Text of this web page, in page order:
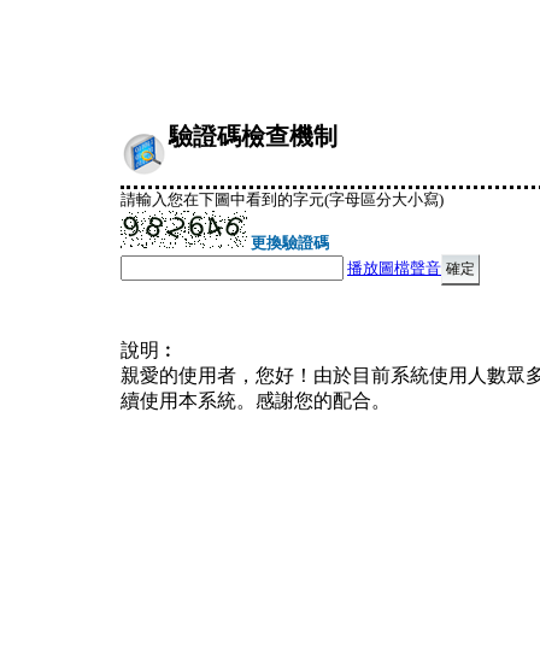
驗證碼檢查機制
請輸入您在下圖中看到的字元(字母區分大小寫)
更換驗證碼
播放圖檔聲音
說明︰
親愛的使用者，您好！由於目前系統使用人數眾
續使用本系統。感謝您的配合。